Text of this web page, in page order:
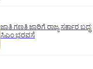
ಜಾತಿ ಗಣತಿ ಜಾರಿಗೆ ರಾಜ್ಯ ಸರ್ಕಾರ ಬದ್ಧ:
ಸಿಎಂ ಭರವಸೆ